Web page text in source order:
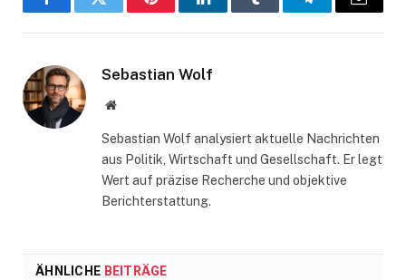
FacebookTwitter PinterestLinkedInTumblr TelegramEmail
Sebastian Wolf
Website
Sebastian Wolf analysiert aktuelle Nachrichten
aus Politik, Wirtschaft und Gesellschaft. Er legt
Wert auf präzise Recherche und objektive
Berichterstattung.
ÄHNLICHE BEITRÄGE